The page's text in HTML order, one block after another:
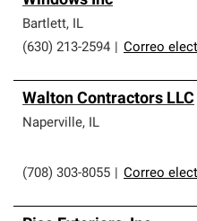
Bartlett, IL
(630) 213-2594
Correo
Walton Contractors LLC
Naperville, IL
(708) 303-8055 Correo